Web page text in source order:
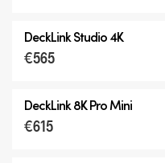
DeckLink Studio 4K
€565
DeckLink 8K Pro Mini
€615